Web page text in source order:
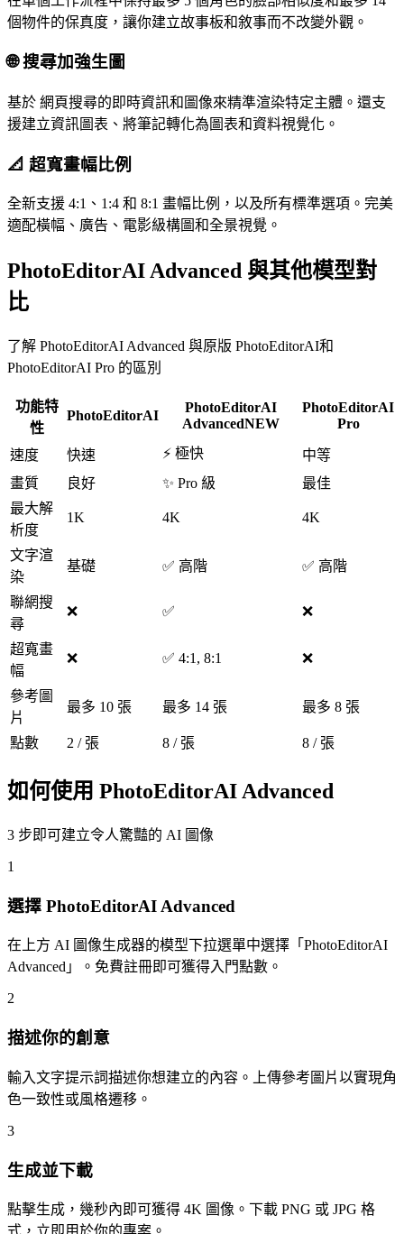
個物件的保真度，讓你建立故事板和敘事而不改變外觀。
🌐 搜尋加強生圖
基於 網頁搜尋的即時資訊和圖像來精準渲染特定主體。還支
援建立資訊圖表、將筆記轉化為圖表和資料視覺化。
📐 超寬畫幅比例
全新支援 4:1、1:4 和 8:1 畫幅比例，以及所有標準選項。完美
適配橫幅、廣告、電影級構圖和全景視覺。
PhotoEditorAI Advanced 與其他模型對
比
了解 PhotoEditorAI Advanced 與原版 PhotoEditorAI和
PhotoEditorAI Pro 的區別
功能特
性
PhotoEditorAI
PhotoEditorAI
AdvancedNEW
PhotoEditorAI
Pro
速度 快速 ⚡ 極快
中等
畫質
良好 ✨ Pro 級
最佳
最大解
析度
1K 4K 4K
文字渲
染
基礎 ✅ 高階 ✅ 高階
聯網搜
尋
❌ ✅ ❌
超寬畫
幅
❌ ✅ 4:1, 8:1 ❌
參考圖
片
最多 10 張 最多 14 張 最多 8 張
點數 2 / 張 8 / 張 8 / 張
如何使用 PhotoEditorAI Advanced
3 步即可建立令人驚豔的 AI 圖像
1
選擇 PhotoEditorAI Advanced
在上方 AI 圖像生成器的模型下拉選單中選擇「PhotoEditorAI
Advanced」。免費註冊即可獲得入門點數。
2
描述你的創意
輸入文字提示詞描述你想建立的內容。上傳參考圖片以實現角
色一致性或風格遷移。
3
生成並下載
點擊生成，幾秒內即可獲得 4K 圖像。下載 PNG 或 JPG 格